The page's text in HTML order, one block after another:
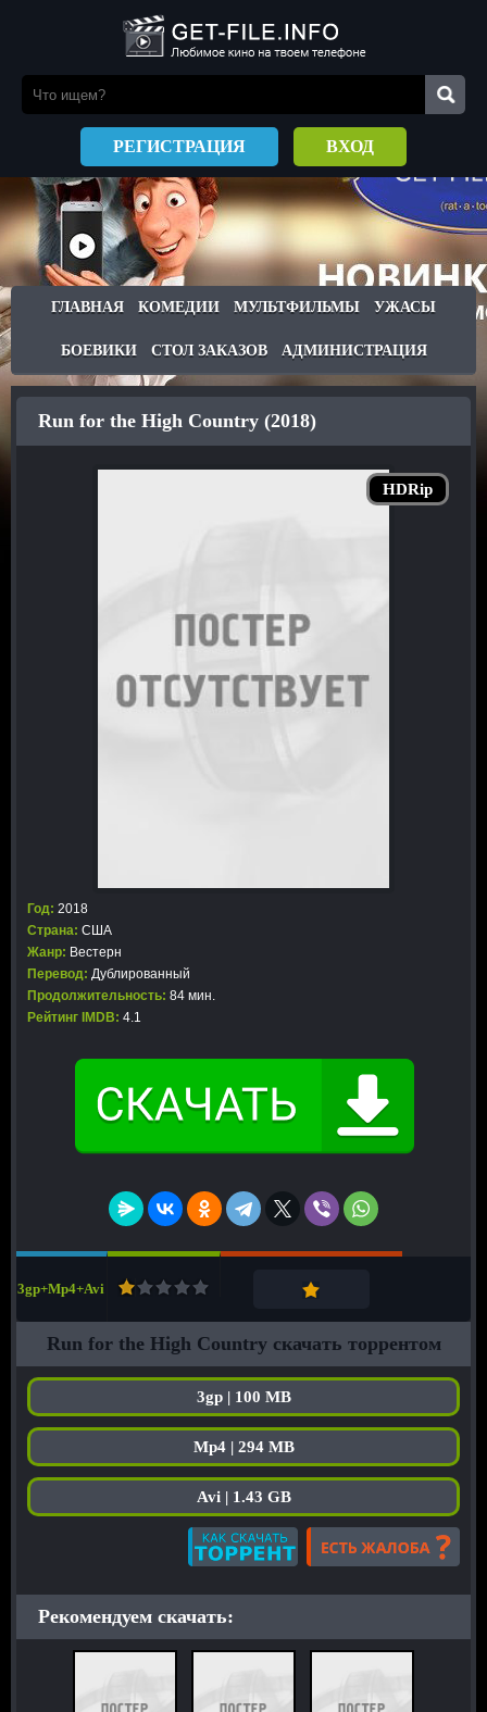
РЕГИСТРАЦИЯ ВХОД
ГЛАВНАЯ КОМЕДИИ МУЛЬТФИЛЬМЫ УЖАСЫ
БОЕВИКИ СТОЛ ЗАКАЗОВ АДМИНИСТРАЦИЯ
HDRip
Run for the High Country (2018)
Год: 2018
Страна: США
Жанр: Вестерн
Перевод: Дублированный
Продолжительность: 84 мин.
Рейтинг IMDB: 4.1
3gp+Mp4+Avi
Run for the High Country скачать торрентом
3gp | 100 MB
Mp4 | 294 MB
Avi | 1.43 GB
Рекомендуем скачать: